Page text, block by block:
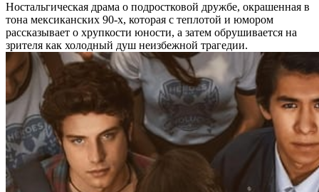
Ностальгическая драма о подростковой дружбе, окрашенная в
тона мексиканских 90-х, которая с теплотой и юмором
рассказывает о хрупкости юности, а затем обрушивается на
зрителя как холодный душ неизбежной трагедии.